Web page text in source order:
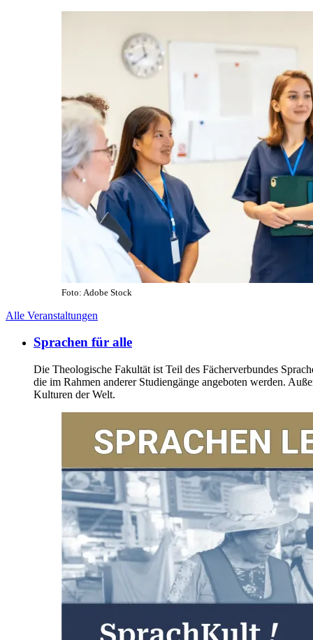
Foto: Adobe Stock
Alle Veranstaltungen
Sprachen für alle
Die Theologische Fakultät ist Teil des Fächerverbundes
die im Rahmen anderer Studiengänge angeboten werden.
Kulturen der Welt.